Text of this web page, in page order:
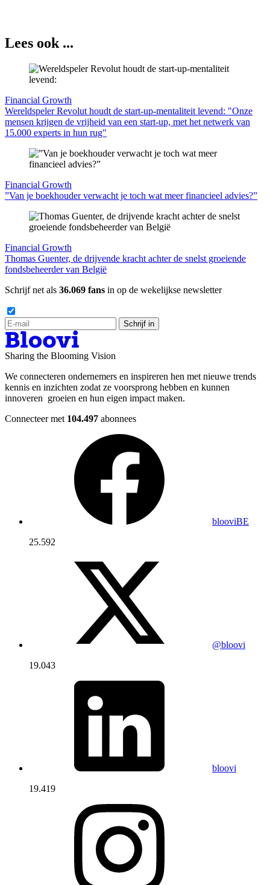
Lees ook ...
Financial Growth
Wereldspeler Revolut houdt de start-up-mentaliteit levend: "Onze
mensen krijgen de vrijheid van een start-up, met het netwerk van
15.000 experts in hun rug"
Financial Growth
”Van je boekhouder verwacht je toch wat meer financieel advies?”
Financial Growth
Thomas Guenter, de drijvende kracht achter de snelst groeiende
fondsbeheerder van België
Schrijf net als 36.069 fans in op de wekelijkse newsletter
Schrijf in
Sharing the Blooming Vision
We connecteren ondernemers en inspireren hen met nieuwe trends
kennis en inzichten zodat ze voorsprong hebben en kunnen
innoveren groeien en hun eigen impact maken.
Connecteer met 104.497 abonnees
blooviBE
25.592
@bloovi
19.043
bloovi
19.419